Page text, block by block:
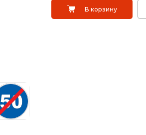
Вехи,
В корзину